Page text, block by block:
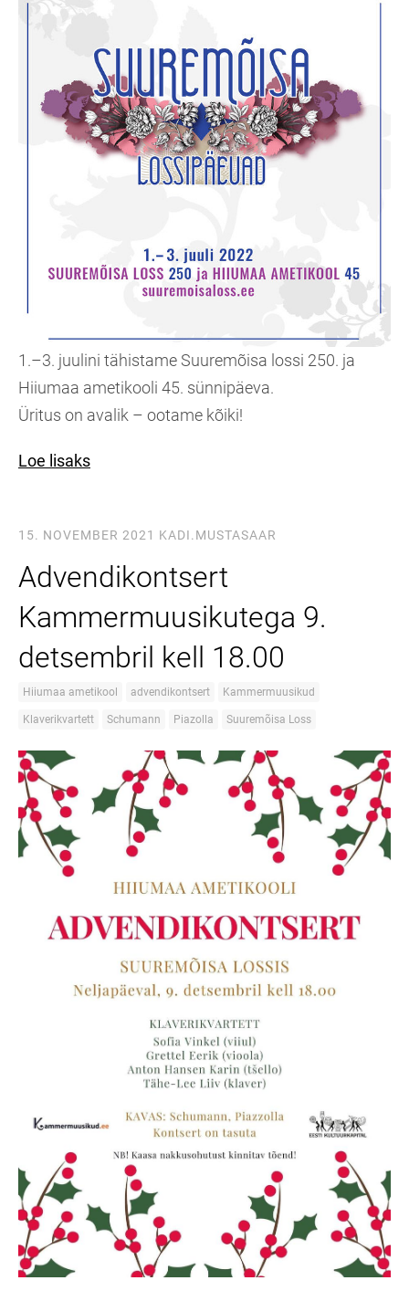
1.–3. juulini tähistame Suuremõisa lossi 250. ja
Hiiumaa ametikooli 45. sünnipäeva.
Üritus on avalik – ootame kõiki!
Loe lisaks
15. NOVEMBER 2021 KADI.MUSTASAAR
Advendikontsert
Kammermuusikutega 9.
detsembril kell 18.00
Hiiumaa ametikool advendikontsert Kammermuusikud
Klaverikvartett Schumann Piazolla Suuremõisa Loss